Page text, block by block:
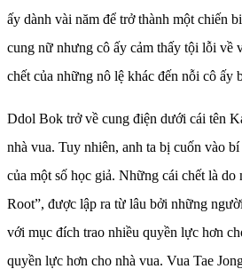
ấy dành vài năm để trở thành một chiến
cung nữ nhưng cô ấy cảm thấy tội lỗi về
chết của những nô lệ khác đến nỗi cô ấy
Ddol Bok trở về cung điện dưới cái tên
nhà vua. Tuy nhiên, anh ta bị cuốn vào
của một số học giả. Những cái chết là
Root”, được lập ra từ lâu bởi những
với mục đích trao nhiều quyền lực hơn
quyền lực hơn cho nhà vua. Vua Tae